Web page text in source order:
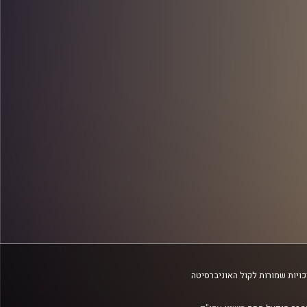
שמורות לקול האוניברסיטה